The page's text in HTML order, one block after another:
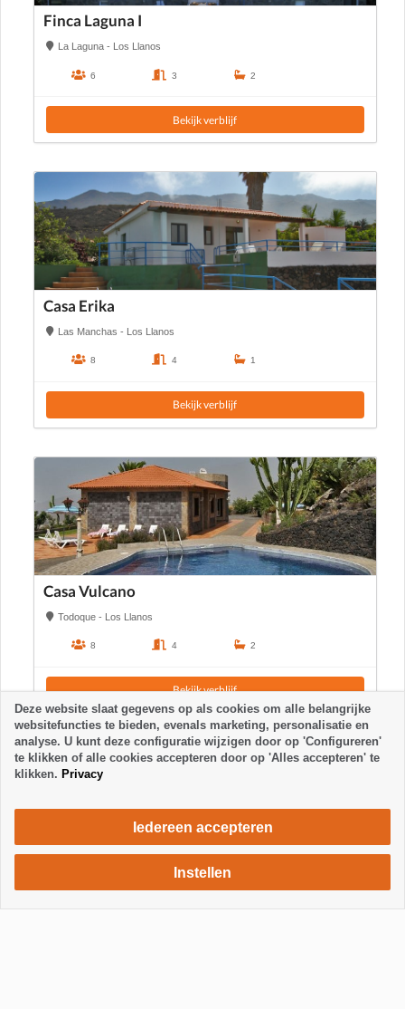
Finca Laguna I
La Laguna - Los Llanos
6 3 2
Bekijk verblijf
Casa Erika
Las Manchas - Los Llanos
8 4 1
Bekijk verblijf
Casa Vulcano
Todoque - Los Llanos
8 4 2
Bekijk verblijf
720 €/ week
Deze website slaat gegevens op als cookies om alle belangrijke
websitefuncties te bieden, evenals marketing, personalisatie en
analyse. U kunt deze configuratie wijzigen door op 'Configureren'
te klikken of alle cookies accepteren door op 'Alles accepteren' te
klikken. Privacy
Iedereen accepteren
Instellen